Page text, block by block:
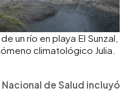
un río en playa El Sunzal,
climatológico Julia.
de Salud incluyó